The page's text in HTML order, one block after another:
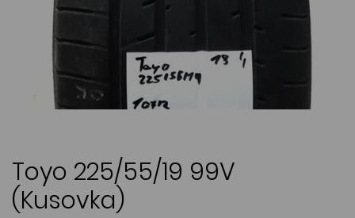
Toyo 225/55/19 99V
(Kusovka)